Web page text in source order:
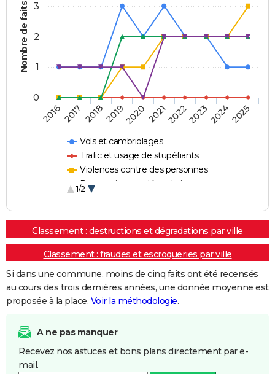
Nombre de faits
Vols et cambriolages
Trafic et usage de stupéfiants
Violences contre des personnes
Destructions et dégradations
1/2
20162017 20182019202020212022202320242025
0
1
2
3
Classement : destructions et dégradations par ville
Classement : fraudes et escroqueries par ville
Si dans une commune, moins de cinq faits ont été recensés
au cours des trois dernières années, une donnée moyenne est
proposée à la place. Voir la méthodologie.
A ne pas manquer
Recevez nos astuces et bons plans directement par e-
mail.